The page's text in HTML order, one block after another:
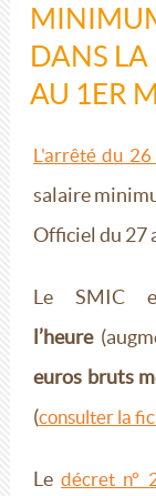
DANS
AU 1ER
L'arrêté du
salaire
Officiel du 27
Le SMIC
l’heure
euros bruts
(consulter la
Ledécret n°